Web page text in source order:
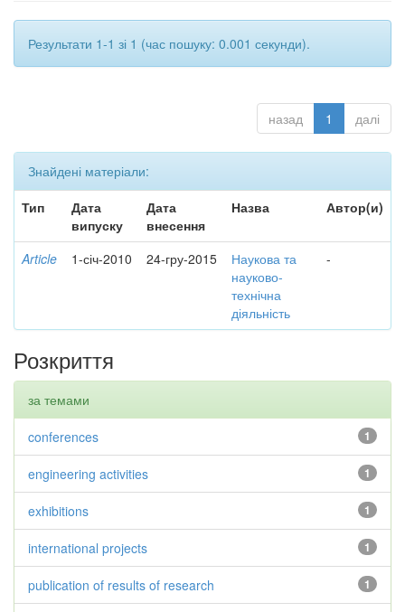
Результати 1-1 зі 1 (час пошуку: 0.001 секунди).
назад 1 далі
Знайдені матеріали:
Тип
Дата
випуску
Дата
внесення
Назва Автор(и)
Article 1-січ-2010 24-гру-2015
Наукова та
науково-
технічна
діяльність
-
Розкриття
за темами
1
conferences
1
engineering activities
1
exhibitions
1
international projects
1
publication of results of research